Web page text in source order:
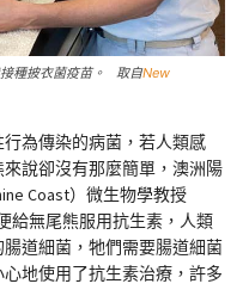
種披衣菌疫苗。 取自New
為傳染的病菌，若人類感
說卻沒有那麼簡單，澳洲陽
Coast）微生物學教授
給無尾熊服用抗生素，人類
道細菌，牠們需要腸道細菌
地使用了抗生素治療，許多